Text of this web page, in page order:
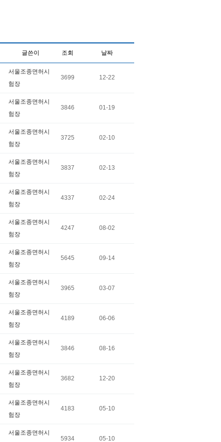
글쓴이 조회 날짜
서울조종면허시
험장
3699 12-22
서울조종면허시
험장
3846 01-19
서울조종면허시
험장
3725 02-10
서울조종면허시
험장
3837 02-13
서울조종면허시
험장
4337 02-24
서울조종면허시
험장
4247 08-02
서울조종면허시
험장
5645 09-14
서울조종면허시
험장
3965 03-07
서울조종면허시
험장
4189 06-06
서울조종면허시
험장
3846 08-16
서울조종면허시
험장
3682 12-20
서울조종면허시
험장
4183 05-10
서울조종면허시
5934 05-10